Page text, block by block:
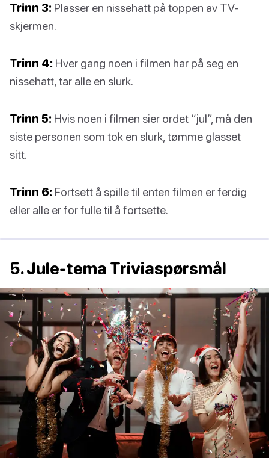
Trinn 3: Plasser en nissehatt på toppen av TV-
skjermen.
Trinn 4: Hver gang noen i filmen har på seg en
nissehatt, tar alle en slurk.
Trinn 5: Hvis noen i filmen sier ordet “jul”, må den
siste personen som tok en slurk, tømme glasset
sitt.
Trinn 6: Fortsett å spille til enten filmen er ferdig
eller alle er for fulle til å fortsette.
5. Jule-tema Triviaspørsmål